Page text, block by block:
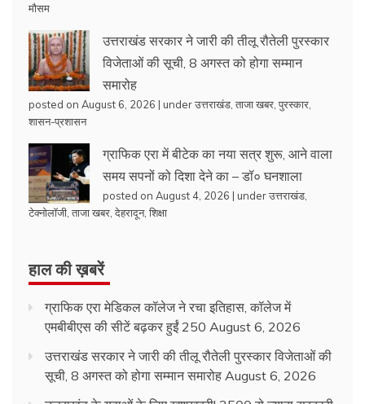
मौसम
उत्तराखंड सरकार ने जारी की तीलू रौतेली पुरस्कार
विजेताओं की सूची, 8 अगस्त को होगा सम्मान
समारोह
posted on August 6, 2026 | underउत्तराखंड ताजा खबर पुरस्कार
शासन-प्रशासन
ग्राफिक एरा में बीटेक का नया सत्र शुरू, आने वाला
समय सपनों को दिशा देने का – डॉ० घनशाला
posted on August 4, 2026 | underउत्तराखंड
टेक्नोलॉजी ताजा खबर देहरादून, शिक्षा
हाल की ख़बरें
ग्राफिक एरा मेडिकल कॉलेज ने रचा इतिहास, कॉलेज में
एमबीबीएस की सीटें बढ़कर हुईं 250 August 6, 2026
उत्तराखंड सरकार ने जारी की तीलू रौतेली पुरस्कार विजेताओं की
सूची, 8 अगस्त को होगा सम्मान समारोह August 6, 2026